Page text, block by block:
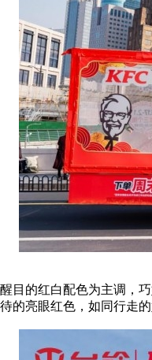
目的红白配色为主调，
的亮眼红色，如同行走